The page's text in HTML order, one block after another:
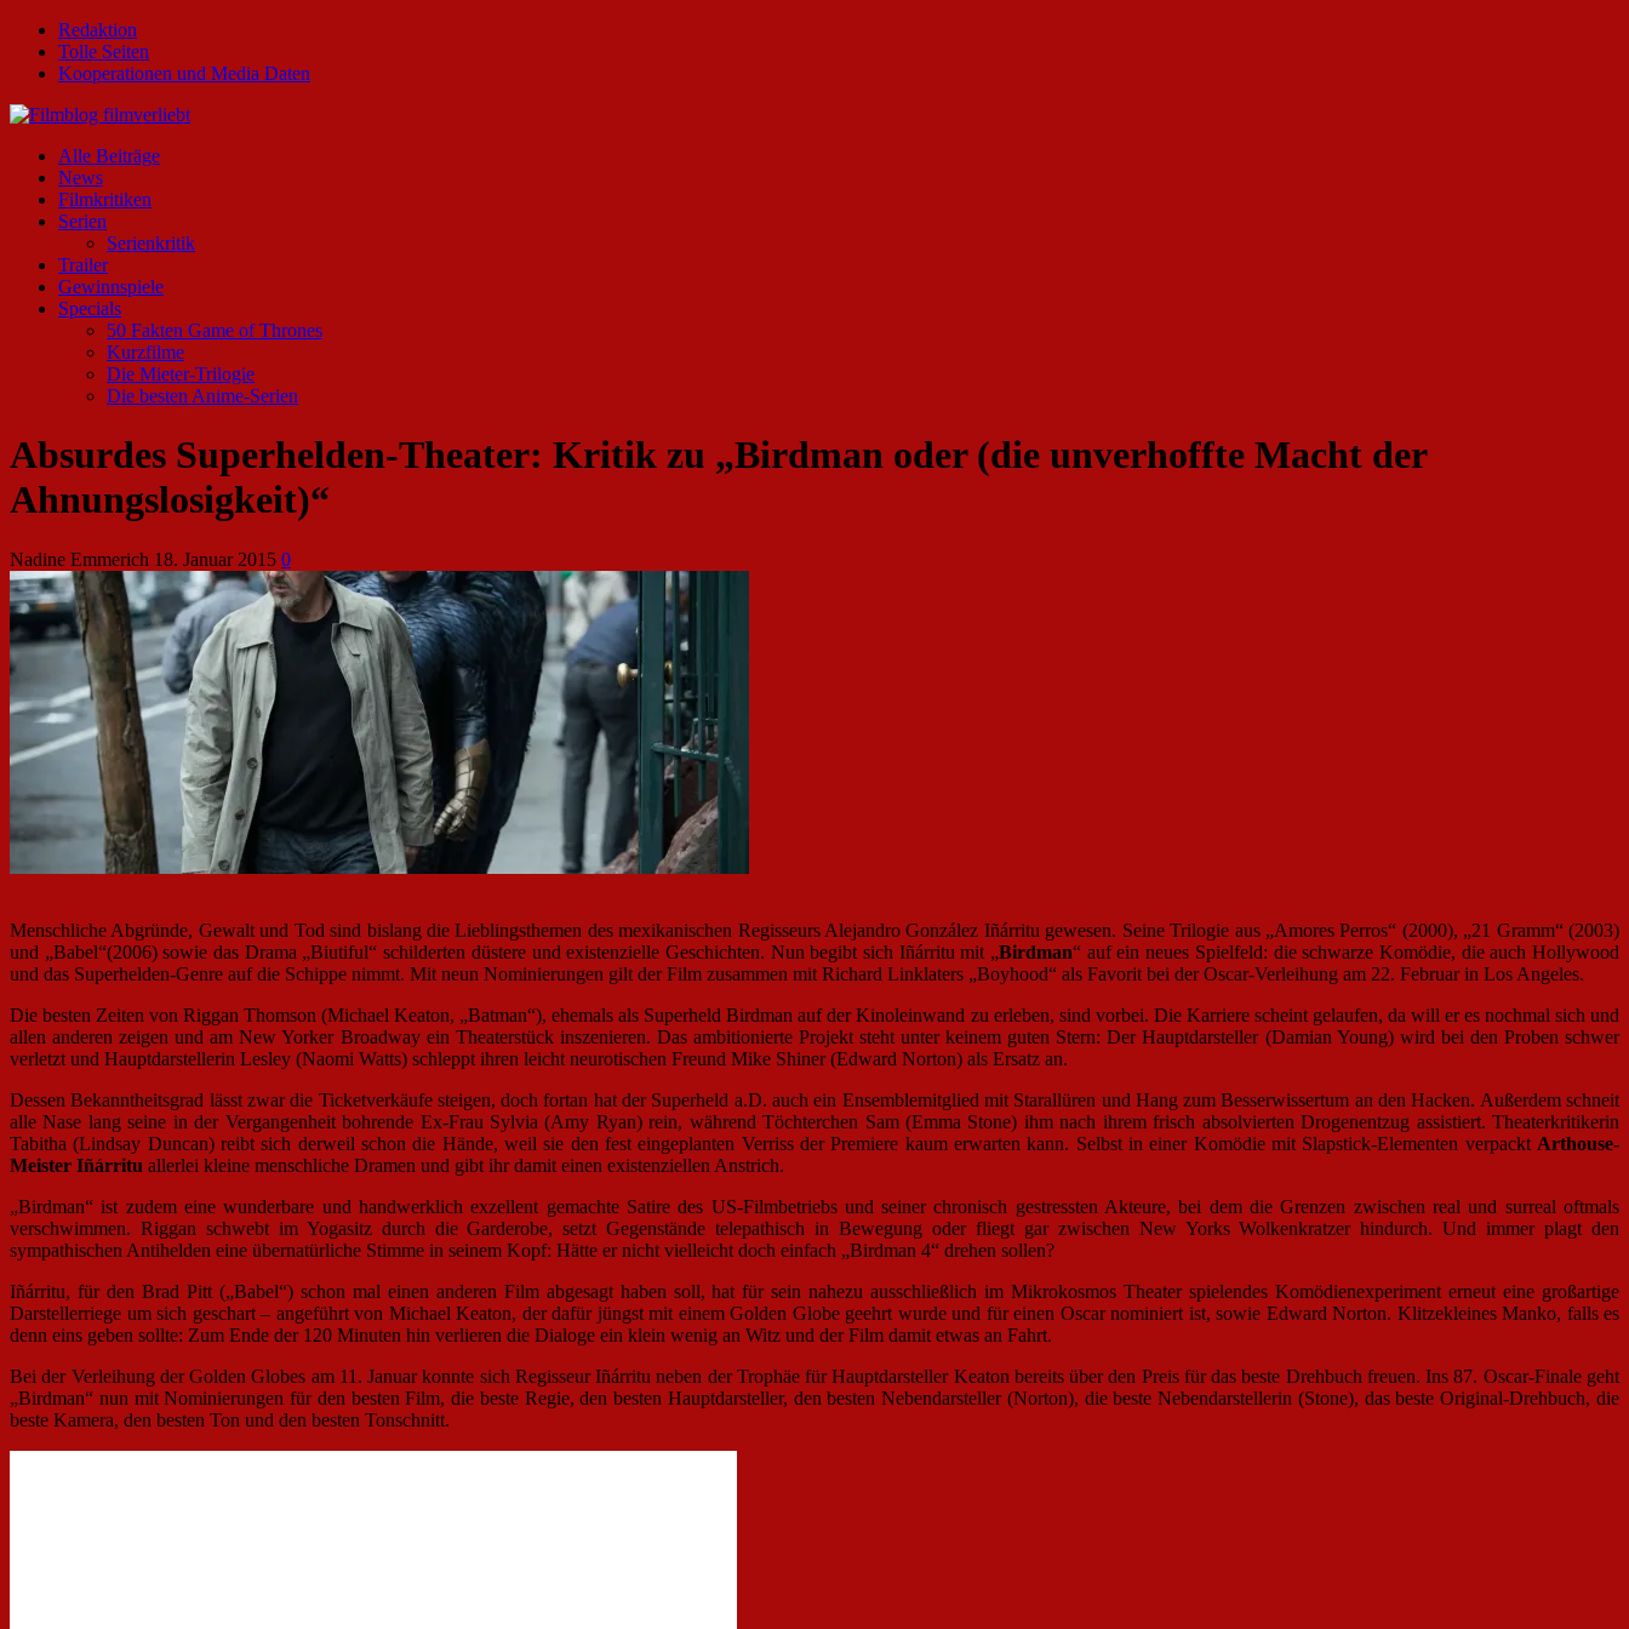
Redaktion
Tolle Seiten
Kooperationen und Media Daten
Alle Beiträge
News
Filmkritiken
Serien
Serienkritik
Trailer
Gewinnspiele
Specials
50 Fakten Game of Thrones
Kurzfilme
Die Mieter-Trilogie
Die besten Anime-Serien
Absurdes Superhelden-Theater: Kritik zu „Birdman oder (die unverhoffte Macht der
Ahnungslosigkeit)“
Nadine Emmerich 18. Januar 2015 0
Menschliche Abgründe, Gewalt und Tod sind bislang die Lieblingsthemen des mexikanischen Regisseurs Alejandro González Iñárritu gewesen. Seine Trilogie aus „Amores Perros“ (2000), „21 Gramm“ (2003)
und „Babel“(2006) sowie das Drama „Biutiful“ schilderten düstere und existenzielle Geschichten. Nun begibt sich Iñárritu mit „Birdman“ auf ein neues Spielfeld: die schwarze Komödie, die auch Hollywood
und das Superhelden-Genre auf die Schippe nimmt. Mit neun Nominierungen gilt der Film zusammen mit Richard Linklaters „Boyhood“ als Favorit bei der Oscar-Verleihung am 22. Februar in Los Angeles.
Die besten Zeiten von Riggan Thomson (Michael Keaton, „Batman“), ehemals als Superheld Birdman auf der Kinoleinwand zu erleben, sind vorbei. Die Karriere scheint gelaufen, da will er es nochmal sich und
allen anderen zeigen und am New Yorker Broadway ein Theaterstück inszenieren. Das ambitionierte Projekt steht unter keinem guten Stern: Der Hauptdarsteller (Damian Young) wird bei den Proben schwer
verletzt und Hauptdarstellerin Lesley (Naomi Watts) schleppt ihren leicht neurotischen Freund Mike Shiner (Edward Norton) als Ersatz an.
Dessen Bekanntheitsgrad lässt zwar die Ticketverkäufe steigen, doch fortan hat der Superheld a.D. auch ein Ensemblemitglied mit Starallüren und Hang zum Besserwissertum an den Hacken. Außerdem schneit
alle Nase lang seine in der Vergangenheit bohrende Ex-Frau Sylvia (Amy Ryan) rein, während Töchterchen Sam (Emma Stone) ihm nach ihrem frisch absolvierten Drogenentzug assistiert. Theaterkritikerin
Tabitha (Lindsay Duncan) reibt sich derweil schon die Hände, weil sie den fest eingeplanten Verriss der Premiere kaum erwarten kann. Selbst in einer Komödie mit Slapstick-Elementen verpackt Arthouse-
Meister Iñárritu allerlei kleine menschliche Dramen und gibt ihr damit einen existenziellen Anstrich.
„Birdman“ ist zudem eine wunderbare und handwerklich exzellent gemachte Satire des US-Filmbetriebs und seiner chronisch gestressten Akteure, bei dem die Grenzen zwischen real und surreal oftmals
verschwimmen. Riggan schwebt im Yogasitz durch die Garderobe, setzt Gegenstände telepathisch in Bewegung oder fliegt gar zwischen New Yorks Wolkenkratzer hindurch. Und immer plagt den
sympathischen Antihelden eine übernatürliche Stimme in seinem Kopf: Hätte er nicht vielleicht doch einfach „Birdman 4“ drehen sollen?
Iñárritu, für den Brad Pitt („Babel“) schon mal einen anderen Film abgesagt haben soll, hat für sein nahezu ausschließlich im Mikrokosmos Theater spielendes Komödienexperiment erneut eine großartige
Darstellerriege um sich geschart – angeführt von Michael Keaton, der dafür jüngst mit einem Golden Globe geehrt wurde und für einen Oscar nominiert ist, sowie Edward Norton. Klitzekleines Manko, falls es
denn eins geben sollte: Zum Ende der 120 Minuten hin verlieren die Dialoge ein klein wenig an Witz und der Film damit etwas an Fahrt.
Bei der Verleihung der Golden Globes am 11. Januar konnte sich Regisseur Iñárritu neben der Trophäe für Hauptdarsteller Keaton bereits über den Preis für das beste Drehbuch freuen. Ins 87. Oscar-Finale geht
„Birdman“ nun mit Nominierungen für den besten Film, die beste Regie, den besten Hauptdarsteller, den besten Nebendarsteller (Norton), die beste Nebendarstellerin (Stone), das beste Original-Drehbuch, die
beste Kamera, den besten Ton und den besten Tonschnitt.